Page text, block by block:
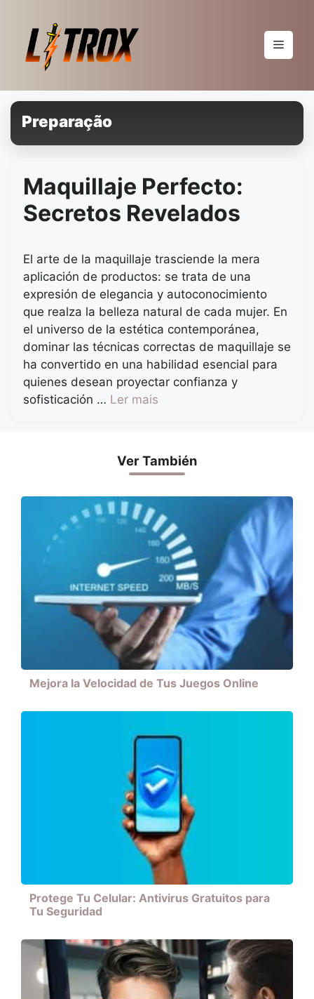
conteúdo
Menu
Preparação
Maquillaje Perfecto:
Secretos Revelados
El arte de la maquillaje trasciende la mera
aplicación de productos: se trata de una
expresión de elegancia y autoconocimiento
que realza la belleza natural de cada mujer. En
el universo de la estética contemporánea,
dominar las técnicas correctas de maquillaje se
ha convertido en una habilidad esencial para
quienes desean proyectar confianza y
sofisticación … Ler mais
Ver También
Mejora la Velocidad de Tus Juegos Online
Protege Tu Celular: Antivirus Gratuitos para
Tu Seguridad